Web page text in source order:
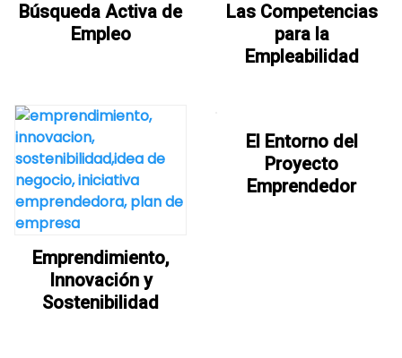
Búsqueda Activa de
Empleo
Las Competencias
para la
Empleabilidad
Emprendimiento,
Innovación y
Sostenibilidad
El Entorno del
Proyecto
Emprendedor